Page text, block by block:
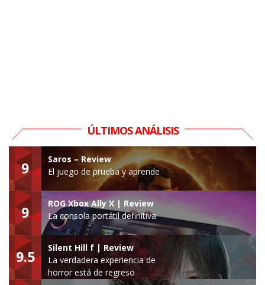
ÚLTIMOS ANÁLISIS
9
Saros – Review
El juego de prueba y aprende
9
ROG Xbox Ally X | Review
La consola portátil definitiva
9.5
Silent Hill f | Review
La verdadera experiencia de
horror está de regreso